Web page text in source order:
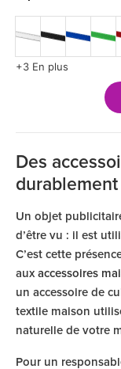
+3 En plus
Des
Un objet
d’être vu : il est
C’est cette
aux accessoires
un accessoire de
textile maison
naturelle de votre
Pour un